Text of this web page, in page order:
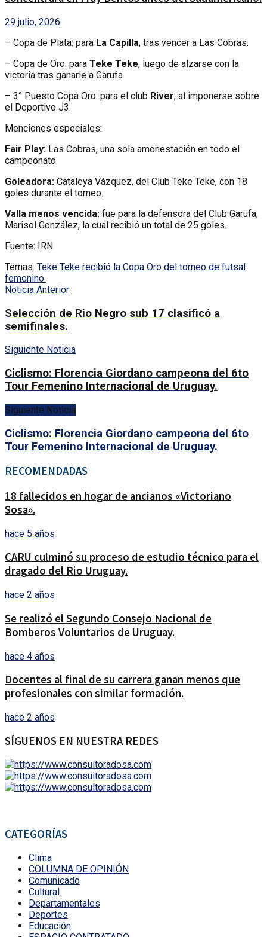
29 julio, 2026
– Copa de Plata: para La Capilla, tras vencer a Las Cobras.
– Copa de Oro: para Teke Teke, luego de alzarse con la
victoria tras ganarle a Garufa.
– 3° Puesto Copa Oro: para el club River, al imponerse sobre
el Deportivo J3.
Menciones especiales:
Fair Play: Las Cobras, una sola amonestación en todo el
campeonato.
Goleadora: Cataleya Vázquez, del Club Teke Teke, con 18
goles durante el torneo.
Valla menos vencida: fue para la defensora del Club Garufa,
Marisol González, la cual recibió un total de 25 goles.
Fuente: IRN
Temas: Teke Teke recibió la Copa Oro del torneo de futsal
femenino.
Noticia Anterior
Selección de Rio Negro sub 17 clasificó a
semifinales.
Siguiente Noticia
Ciclismo: Florencia Giordano campeona del 6to
Tour Femenino Internacional de Uruguay.
Siguiente Noticia
Ciclismo: Florencia Giordano campeona del 6to
Tour Femenino Internacional de Uruguay.
RECOMENDADAS
18 fallecidos en hogar de ancianos «Victoriano
Sosa».
hace 5 años
CARU culminó su proceso de estudio técnico para el
dragado del Rio Uruguay.
hace 2 años
Se realizó el Segundo Consejo Nacional de
Bomberos Voluntarios de Uruguay.
hace 4 años
Docentes al final de su carrera ganan menos que
profesionales con similar formación.
hace 2 años
SÍGUENOS EN NUESTRA REDES
CATEGORÍAS
Clima
COLUMNA DE OPINIÓN
Comunicado
Cultural
Departamentales
Deportes
Educación